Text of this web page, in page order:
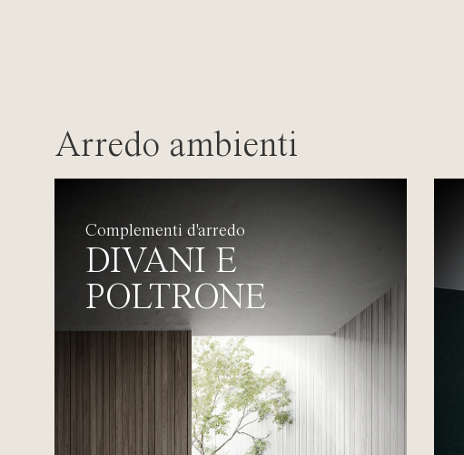
Arredo ambienti
Complementi d'arredo
DIVANI E
POLTRONE